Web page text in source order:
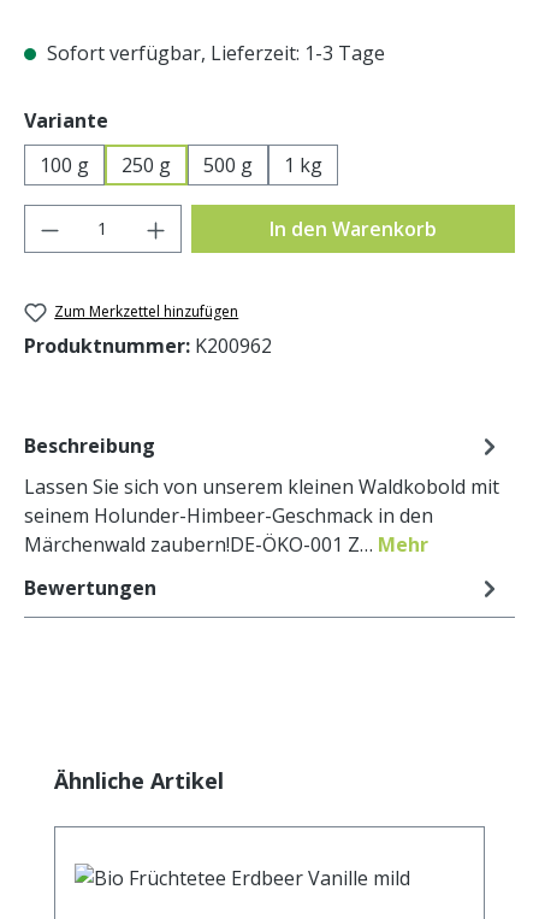
Sofort verfügbar, Lieferzeit: 1-3 Tage
Variante
100 g
250 g 500 g 1 kg
Produkt Anzahl: Gib den gewünschten
In den Warenkorb
Zum Merkzettel hinzufügen
Produktnummer: K200962
Beschreibung
Lassen Sie sich von unserem kleinen Waldkobold mit
seinem Holunder-Himbeer-Geschmack in den
Märchenwald zaubern!DE-ÖKO-001 Z… Mehr
Bewertungen
Produktgalerie überspringen
Ähnliche Artikel